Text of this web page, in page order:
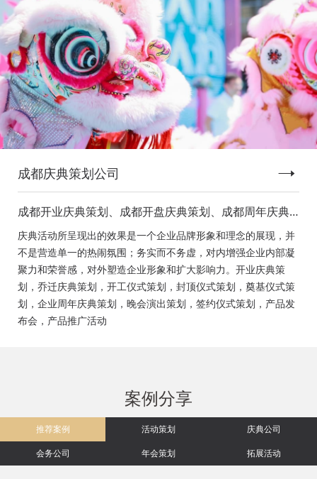
成都庆典策划公司
成都开业庆典策划、成都开盘庆典策划、成都周年庆典
策划、成都启动仪式策划、成都揭幕仪式策划、成都开
工仪式策划、成都竣工仪式策划、成都封顶仪式策划、
成都奠基仪式策划、成都签约仪式策划、成都挂牌仪式
策划、成都揭牌仪式策划、成都颁奖典礼策划
庆典活动所呈现出的效果是一个企业品牌形象和理念的展现，并
不是营造单一的热闹氛围；务实而不务虚，对内增强企业内部凝
聚力和荣誉感，对外塑造企业形象和扩大影响力。开业庆典策
划，乔迁庆典策划，开工仪式策划，封顶仪式策划，奠基仪式策
划，企业周年庆典策划，晚会演出策划，签约仪式策划，产品发
布会，产品推广活动
案例分享
推荐案例 活动策划
庆典公司
会务公司
年会策划 拓展活动